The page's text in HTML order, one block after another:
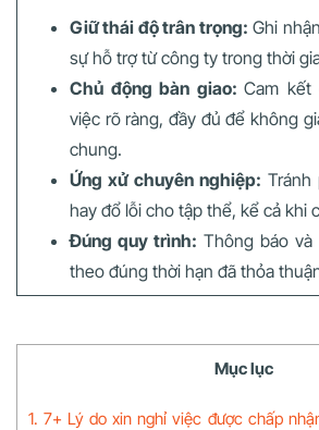
Giữ thái độ trân trọng:Ghi
sự hỗ trợ từ công ty trong thời
Chủ động bàn giao: Cam kết
việc rõ ràng, đầy đủ để không
chung.
Ứng xử chuyên nghiệp: Tránh
hay đổ lỗi cho tập thể, kể cả khi
Đúng quy trình: Thông báo
theo đúng thời hạn đã thỏa
Mục lục
1. 7+ Lý do xin nghỉ việc được chấp